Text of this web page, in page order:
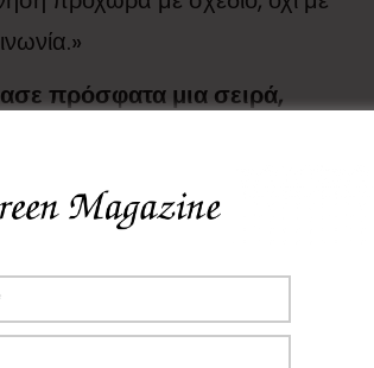
πρόσφατα μια σειρά,
προεκλογικά “ψίχουλα”.
η φετινή ΔΕΘ. Μετρά
Τα μέτρα που ανακοίνωσε ο
Είναι στοχευμένες
εργαζόμενους και τους πιο